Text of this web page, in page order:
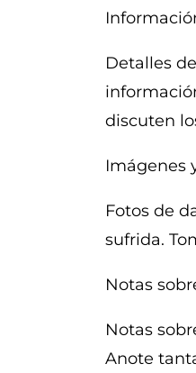
Detalles
discuten
Imágenes
Fotos de
sufrida.
Notas
Notas
Anote